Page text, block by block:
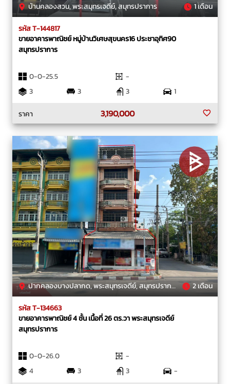
บ้านคลองสวน, พระสมุทรเจดีย์, สมุทรปราการ 1 เดือน
รหัส T-144817
ขายอาคารพาณิชย์ หมู่บ้านวิเศษสุขนคร16 ประชาอุทิศ90
สมุทรปราการ
0-0-25.5
-
3
3 3
1
ราคา
3,190,000
ปากคลองบางปลากด, พระสมุทรเจดีย์, สมุทรปราการ 2 เดือน
รหัส T-134663
ขายอาคารพาณิชย์ 4 ชั้น เนื้อที่ 26 ตร.วา พระสมุทรเจดีย์
สมุทรปราการ
0-0-26.0
-
4
3 3
-